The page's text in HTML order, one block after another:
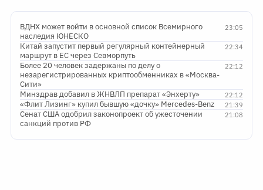
23:05
ВДНХ может войти в основной список Всемирного
наследия ЮНЕСКО
22:34
Китай запустит первый регулярный контейнерный
маршрут в ЕС через Севморпуть
22:12
Более 20 человек задержаны по делу о
незарегистрированных криптообменниках в «Москва-
Сити»
22:12
Минздрав добавил в ЖНВЛП препарат «Энхерту»
21:39
«Флит Лизинг» купил бывшую «дочку» Mercedes-Benz
21:08
Сенат США одобрил законопроект об ужесточении
санкций против РФ